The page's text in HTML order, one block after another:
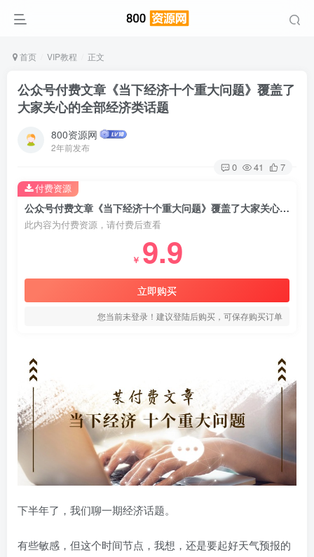
首页 VIP教程 正文
公众号付费文章《当下经济十个重大问题》覆盖了
大家关心的全部经济类话题
800资源网
2年前发布
0 41 7
公众号付费文章《当下经济十个重大问题》覆盖了大家关心的全部经济类话题
此内容为付费资源，请付费后查看
￥ 9.9
立即购买
您当前未登录！建议登陆后购买，可保存购买订单
付费资源
下半年了，我们聊一期经济话题。
有些敏感，但这个时间节点，我想，还是要起好天气预报的